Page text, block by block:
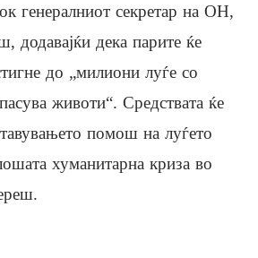
генералниот секретар на ОН,
додавајќи дека парите ќе
до „милиони луѓе со
животи“. Средствата ќе
помош на луѓето
хуманитарна криза во